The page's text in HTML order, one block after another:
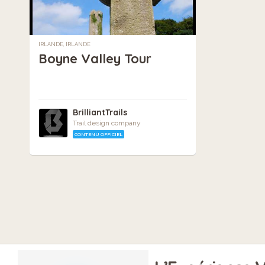
IRLANDE, IRLANDE
Boyne Valley Tour
BrilliantTrails
Trail design company
CONTENU OFFICIEL